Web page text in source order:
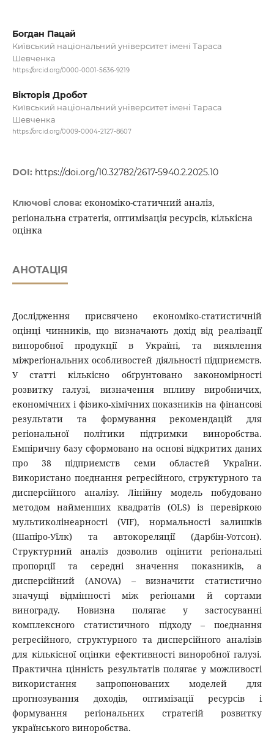
Богдан Пацай
Київський національний університет імені Тараса
Шевченка
https://orcid.org/0000-0001-5636-9219
Вікторія Дробот
Київський національний університет імені Тараса
Шевченка
https://orcid.org/0009-0004-2127-8607
DOI: https://doi.org/10.32782/2617-5940.2.2025.10
Ключові слова: економіко-статичний аналіз,
регіональна стратегія, оптимізація ресурсів, кількісна
оцінка
АНОТАЦІЯ
Дослідження присвячено економіко-статистичній
оцінці чинників, що визначають дохід від реалізації
виноробної продукції в Україні, та виявлення
міжрегіональних особливостей діяльності підприємств.
У статті кількісно обґрунтовано закономірності
розвитку галузі, визначення впливу виробничих,
економічних і фізико-хімічних показників на фінансові
результати та формування рекомендацій для
регіональної політики підтримки виноробства.
Емпіричну базу сформовано на основі відкритих даних
про 38 підприємств семи областей України.
Використано поєднання регресійного, структурного та
дисперсійного аналізу. Лінійну модель побудовано
методом найменших квадратів (OLS) із перевіркою
мультиколінеарності (VIF), нормальності залишків
(Шапіро-Уїлк) та автокореляції (Дарбін-Уотсон).
Структурний аналіз дозволив оцінити регіональні
пропорції та середні значення показників, а
дисперсійний (ANOVA) – визначити статистично
значущі відмінності між регіонами й сортами
винограду. Новизна полягає у застосуванні
комплексного статистичного підходу – поєднання
регресійного, структурного та дисперсійного аналізів
для кількісної оцінки ефективності виноробної галузі.
Практична цінність результатів полягає у можливості
використання запропонованих моделей для
прогнозування доходів, оптимізації ресурсів і
формування регіональних стратегій розвитку
українського виноробства.